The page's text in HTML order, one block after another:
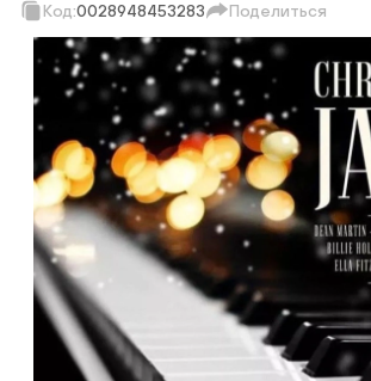
Код:0028948453283 Поделиться
Скопировать ссылку
Вотсап
Телеграм
Макс
ВКонтакте
Одноклассники